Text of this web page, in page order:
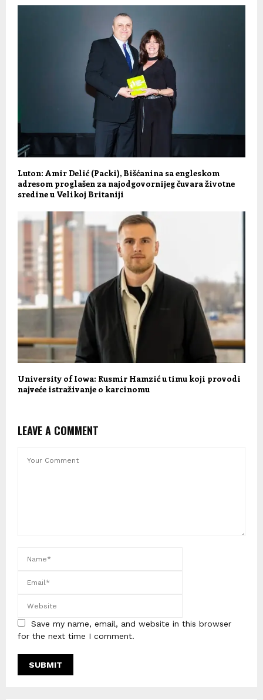
Luton: Amir Delić (Packi), Bišćanina sa engleskom
adresom proglašen za najodgovornijeg čuvara životne
sredine u Velikoj Britaniji
University of Iowa: Rusmir Hamzić u timu koji provodi
najveće istraživanje o karcinomu
LEAVE A COMMENT
Save my name, email, and website in this browser
for the next time I comment.